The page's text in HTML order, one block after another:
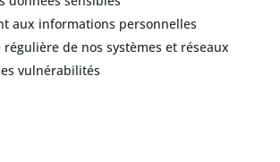
aux informations personnelles
régulière de nos systèmes et réseaux
vulnérabilités